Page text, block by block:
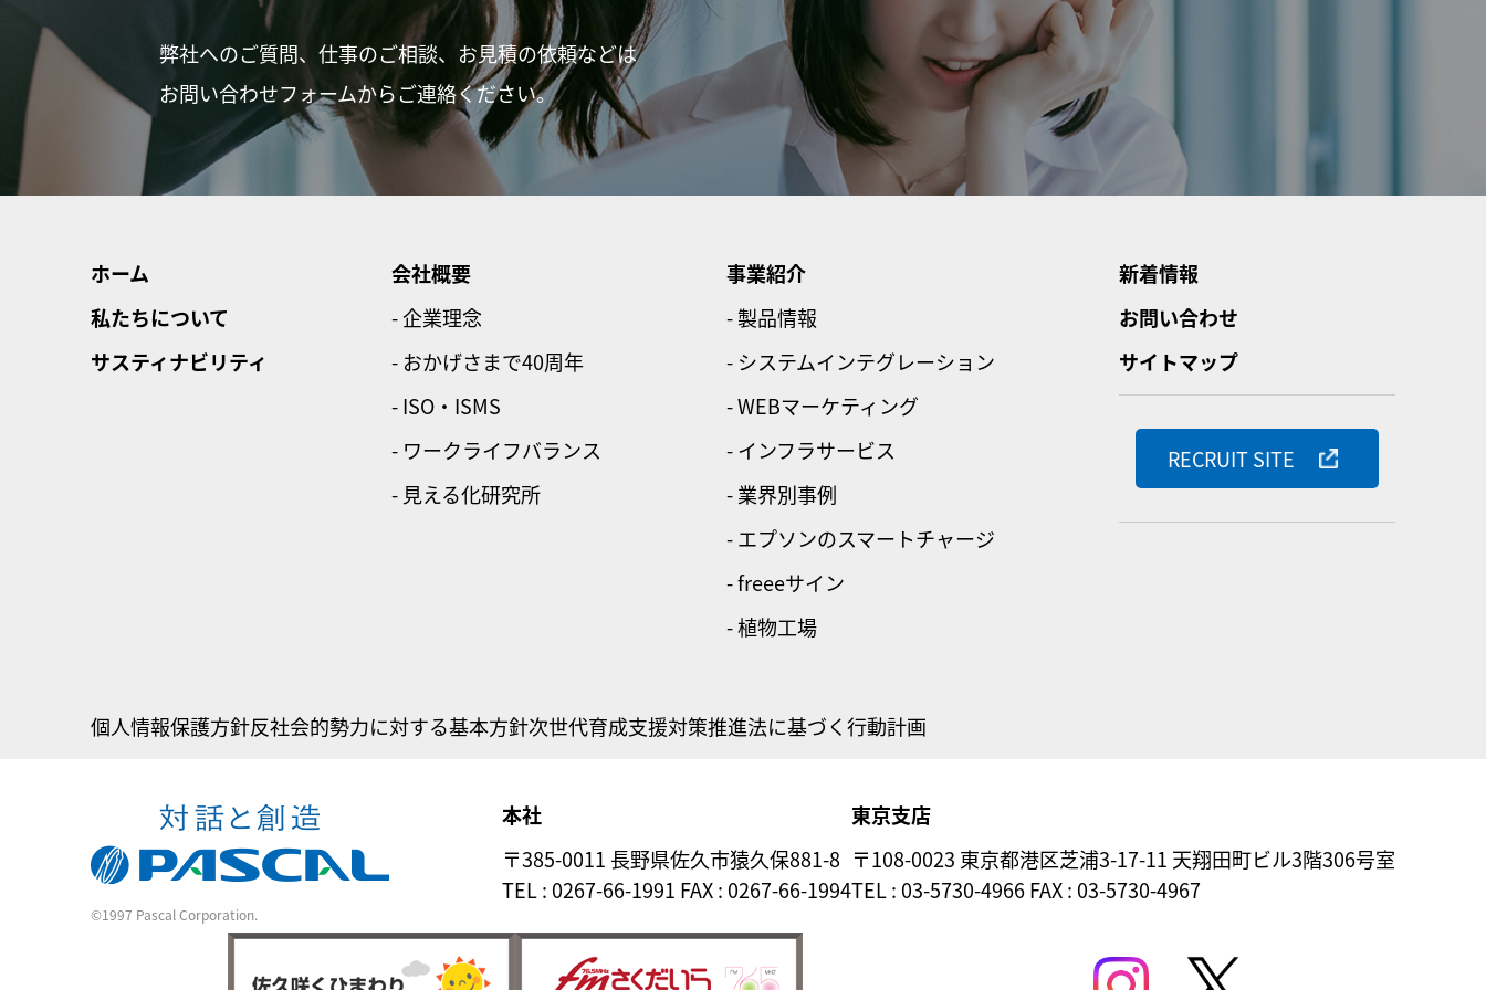
弊社へのご質問、仕事のご相談、お見積の依頼などは
お問い合わせフォームからご連絡ください。
ホーム
私たちについて
サスティナビリティ
会社概要
- 企業理念
- おかげさまで40周年
- ISO・ISMS
- ワークライフバランス
- 見える化研究所
事業紹介
- 製品情報
- システムインテグレーション
- WEBマーケティング
- インフラサービス
- 業界別事例
- エプソンのスマートチャージ
- freeeサイン
- 植物工場
新着情報
お問い合わせ
サイトマップ
RECRUIT SITE
個人情報保護方針反社会的勢力に対する基本方針次世代育成支援対策推進法に基づく行動計画
©1997 Pascal Corporation.
本社
〒385-0011 長野県佐久市猿久保881-8
TEL : 0267-66-1991 FAX : 0267-66-1994
東京支店
〒108-0023 東京都港区芝浦3-17-11 天翔田町ビル3階306号室
TEL : 03-5730-4966 FAX : 03-5730-4967